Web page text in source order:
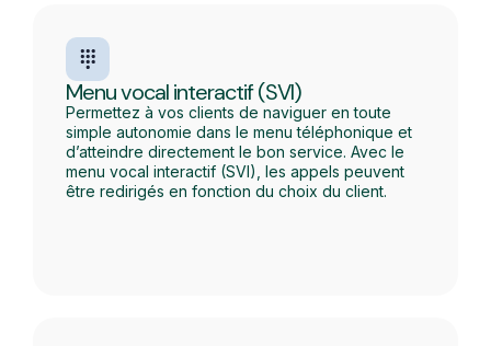
Menu vocal interactif (SVI)
Permettez à vos clients de naviguer en toute
simple autonomie dans le menu téléphonique et
d’atteindre directement le bon service. Avec le
menu vocal interactif (SVI), les appels peuvent
être redirigés en fonction du choix du client.